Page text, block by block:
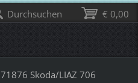
71876 Skoda/LIAZ 706
€ 0,00
Durchsuchen